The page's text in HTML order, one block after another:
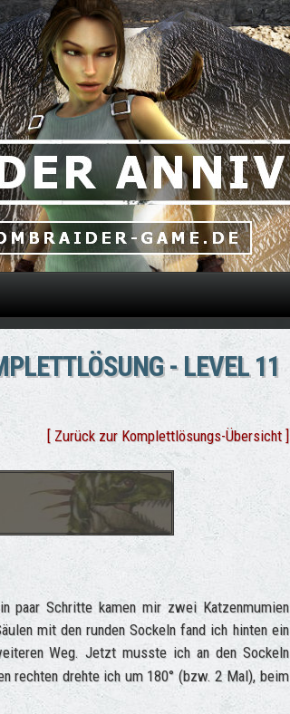
Direkt zum Inhalt
- LEVEL 11
[ Zurück zur Komplettlösungs-Übersicht ]
paar Schritte kamen mir zwei Katzenmumien
mit den runden Sockeln fand ich hinten ein
Weg. Jetzt musste ich an den Sockeln
rechten drehte ich um 180° (bzw. 2 Mal), beim